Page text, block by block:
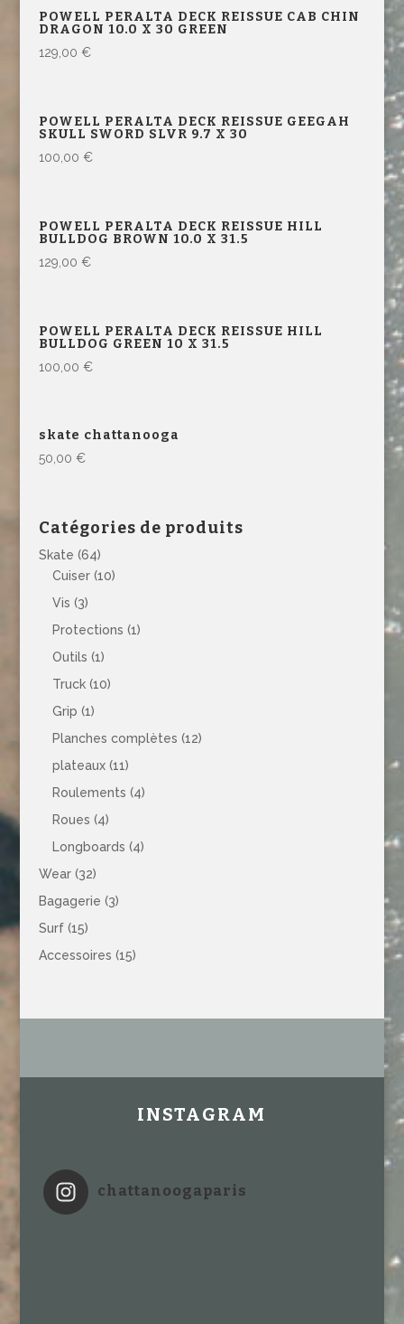
POWELL PERALTA DECK REISSUE CAB CHIN
DRAGON 10.0 X 30 GREEN
129,00 €
POWELL PERALTA DECK REISSUE GEEGAH
SKULL SWORD SLVR 9.7 X 30
100,00 €
POWELL PERALTA DECK REISSUE HILL
BULLDOG BROWN 10.0 X 31.5
129,00 €
POWELL PERALTA DECK REISSUE HILL
BULLDOG GREEN 10 X 31.5
100,00 €
skate chattanooga
50,00 €
Catégories de produits
Skate (64)
Cuiser (10)
Vis (3)
Protections (1)
Outils (1)
Truck (10)
Grip (1)
Planches complètes (12)
plateaux (11)
Roulements (4)
Roues (4)
Longboards (4)
Wear (32)
Bagagerie (3)
Surf (15)
Accessoires (15)
INSTAGRAM
chattanoogaparis